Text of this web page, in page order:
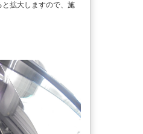
拡大しますので、施